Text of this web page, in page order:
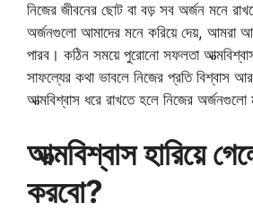
নিজের জীবনের ছোট বা বড় সব অর্জন মনে
অর্জনগুলো আমাদের মনে করিয়ে দেয়, আমরা
পারব। কঠিন সময়ে পুরোনো সফলতা
সাফল্যের কথা ভাবলে নিজের প্রতি বিশ্বাস
আত্মবিশ্বাস ধরে রাখতে হলে নিজের
আত্মবিশ্বাস হারিয়ে
করবো?